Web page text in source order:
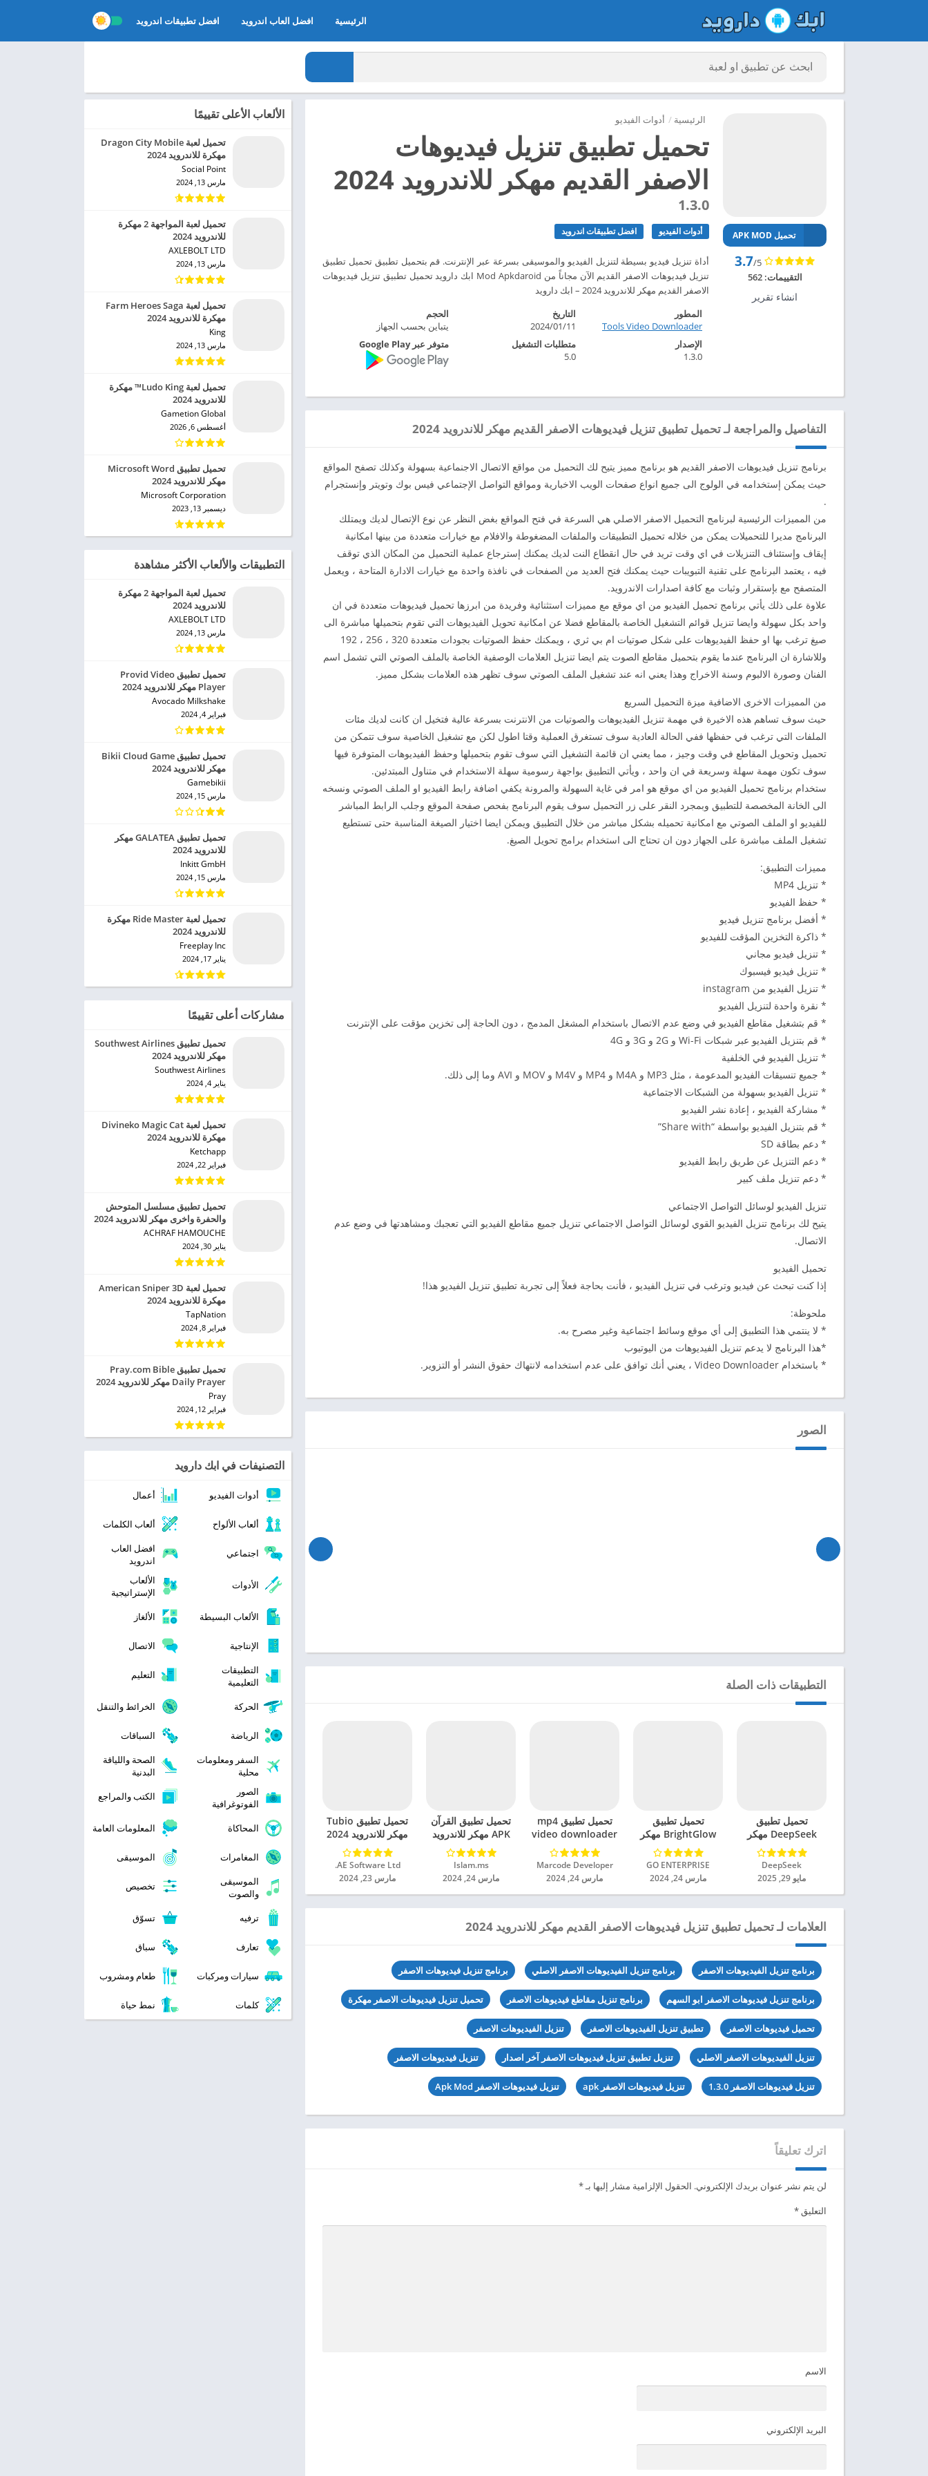
الرئيسية افضل العاب اندرويد افضل تطبيقات اندرويد
الرئيسية / أدوات الفيديو
تحميل تطبيق تنزيل فيديوهات
الاصفر القديم مهكر للاندرويد 2024
1.3.0
أدوات الفيديو افضل تطبيقات اندرويد
أداة تنزيل فيديو بسيطة لتنزيل الفيديو والموسيقى بسرعة عبر الإنترنت. قم بتحميل تطبيق تحميل تطبيق
تنزيل فيديوهات الاصفر القديم الآن مجاناً من Mod Apkdaroid ابك دارويد تحميل تطبيق تنزيل فيديوهات
الاصفر القديم مهكر للاندرويد 2024 – ابك دارويد
تحميل APK MOD
3.7/5
التقييمات:562
انشاء تقرير
المطور
Tools Video Downloader‏
التاريخ
2024/01/11
الحجم
يتباين بحسب الجهاز
الإصدار
1.3.0
متطلبات التشغيل
5.0
متوفر عبر Google Play
التفاصيل والمراجعة لـ تحميل تطبيق تنزيل فيديوهات الاصفر القديم مهكر للاندرويد 2024
برنامج تنزيل فيديوهات الاصفر القديم هو برنامج مميز يتيح لك التحميل من مواقع الاتصال الاجنماعية بسهولة وكذلك تصفح المواقع
حيث يمكن إستخدامه في الولوج الى جميع انواع صفحات الويب الاخبارية ومواقع التواصل الإجتماعي فيس بوك وتويتر وإنستجرام
.
من المميزات الرئيسية لبرنامج التحميل الاصفر الاصلي هي السرعة في فتح المواقع بغض النظر عن نوع الإتصال لديك ويمتلك
البرنامج مديرا للتحميلات يمكن من خلاله تحميل التطبيقات والملفات المضغوطة والافلام مع خيارات متعددة من بينها امكانية
إيقاف وإستئناف التنزيلات في اي وقت تريد في حال انقطاع النت لديك يمكنك إسترجاع عملية التحميل من المكان الذي توقف
فيه ، يعتمد البرنامج على تقنية التبويبات حيث يمكنك فتح العديد من الصفحات في نافذة واحدة مع خيارات الادارة المتاحة ، ويعمل
المتصفح مع بإستقرار وثبات مع كافة اصدارات الاندرويد.
علاوة على ذلك يأتي برنامج تحميل الفيديو من اي موقع مع مميزات استثنائية وفريدة من ابرزها تحميل فيديوهات متعددة في ان
واحد بكل سهولة وايضا تنزيل قوائم التشغيل الخاصة بالمقاطع فضلا عن امكانية تحويل الفيديوهات التي تقوم بتحميلها مباشرة الى
صيغ ترغب بها او حفظ الفيديوهات على شكل صوتيات ام بي ثري ، ويمكنك حفظ الصوتيات بجودات متعددة 320 ، 256 ، 192
وللاشارة ان البرنامج عندما يقوم بتحميل مقاطع الصوت يتم ايضا تنزيل العلامات الوصفية الخاصة بالملف الصوتي التي تشمل اسم
الفنان وصورة الالبوم وسنة الاخراج وهذا يعني انه عند تشغيل الملف الصوتي سوف تظهر هذه العلامات بشكل مميز.
من المميزات الاخرى الاضافية ميزة التحميل السريع
حيث سوف تساهم هذه الاخيرة في مهمة تنزيل الفيديوهات والصوتيات من الانترنت بسرعة عالية فتخيل ان كانت لديك مئات
الملفات التي ترغب في حفظها ففي الحالة العادية سوف تستغرق العملية وقتا اطول لكن مع تشغيل الخاصية سوف تتمكن من
تحميل وتحويل المقاطع في وقت وجيز ، مما يعني ان قائمة التشغيل التي سوف تقوم بتحميلها وحفظ الفيديوهات المتوفرة فيها
سوف تكون مهمة سهلة وسريعة في ان واحد ، ويأتي التطبيق بواجهة رسومية سهلة الاستخدام في متناول المبتدئين.
ستخدام برنامج تحميل الفيديو من اي موقع هو امر في غاية السهولة والمرونة يكفي اضافة رابط الفيديو او الملف الصوتي ونسخه
الى الخانة المخصصة للتطبيق وبمجرد النقر على زر التحميل سوف يقوم البرنامج بفحص صفحة الموقع وجلب الرابط المباشر
للفيديو او الملف الصوتي مع امكانية تحميله بشكل مباشر من خلال التطبيق ويمكن ايضا اختيار الصيغة المناسبة حتى تستطيع
تشغيل الملف مباشرة على الجهاز دون ان تحتاج الى استخدام برامج تحويل الصيغ.
مميزات التطبيق:
* تنزيل MP4
* حفظ الفيديو
* أفضل برنامج تنزيل فيديو
* ذاكرة التخزين المؤقت للفيديو
* تنزيل فيديو مجاني
* تنزيل فيديو فيسبوك
* تنزيل الفيديو من instagram
* نقرة واحدة لتنزيل الفيديو
* قم بتشغيل مقاطع الفيديو في وضع عدم الاتصال باستخدام المشغل المدمج ، دون الحاجة إلى تخزين مؤقت على الإنترنت
* قم بتنزيل الفيديو عبر شبكات Wi-Fi و 2G و 3G و 4G
* تنزيل الفيديو في الخلفية
* جميع تنسيقات الفيديو المدعومة ، مثل MP3 و M4A و MP4 و M4V و MOV و AVI وما إلى ذلك.
* تنزيل الفيديو بسهولة من الشبكات الاجتماعية
* مشاركة الفيديو ، إعادة نشر الفيديو
* قم بتنزيل الفيديو بواسطة “Share with”
* دعم بطاقة SD
* دعم التنزيل عن طريق رابط الفيديو
* دعم تنزيل ملف كبير
تنزيل الفيديو لوسائل التواصل الاجتماعي
يتيح لك برنامج تنزيل الفيديو القوي لوسائل التواصل الاجتماعي تنزيل جميع مقاطع الفيديو التي تعجبك ومشاهدتها في وضع عدم
الاتصال.
تحميل الفيديو
إذا كنت تبحث عن فيديو وترغب في تنزيل الفيديو ، فأنت بحاجة فعلاً إلى تجربة تطبيق تنزيل الفيديو هذا!
ملحوظة:
* لا ينتمي هذا التطبيق إلى أي موقع وسائط اجتماعية وغير مصرح به.
*هذا البرنامج لا يدعم تنزيل الفيديوهات من اليوتيوب
* باستخدام Video Downloader ، يعني أنك توافق على عدم استخدامه لانتهاك حقوق النشر أو التزوير.
الصور
التطبيقات ذات الصلة
تحميل تطبيق
DeepSeek مهكر
للاندرويد 2025
DeepSeek‏
مايو 29, 2025
تحميل تطبيق
BrightGlow مهكر
للاندرويد 2024
GO ENTERPRISE‏
مارس 24, 2024
تحميل تطبيق mp4
video downloader
مهكر للاندرويد 2024
Marcode Developer‏
مارس 24, 2024
تحميل تطبيق القرآن
APK مهكر للاندرويد
2024
Islam.ms‏
مارس 24, 2024
تحميل تطبيق Tubio
مهكر للاندرويد 2024
AE Software Ltd.‏
مارس 23, 2024
العلامات لـ تحميل تطبيق تنزيل فيديوهات الاصفر القديم مهكر للاندرويد 2024
برنامج تنزيل الفيديوهات الاصفر برنامج تنزيل الفيديوهات الاصفر الاصلي برنامج تنزيل فيديوهات الاصفر
برنامج تنزيل فيديوهات الاصفر ابو السهم برنامج تنزيل مقاطع فيديوهات الاصفر تحميل تنزيل فيديوهات الاصفر مهكرة
تحميل فيديوهات الاصفر تطبيق تنزيل الفيديوهات الاصفر تنزيل الفيديوهات الاصفر
تنزيل الفيديوهات الاصفر الاصلي تنزيل تطبيق تنزيل فيديوهات الاصفر آخر اصدار تنزيل فيديوهات الاصفر
تنزيل فيديوهات الاصفر 1.3.0 تنزيل فيديوهات الاصفر apk تنزيل فيديوهات الاصفر Apk Mod
اترك تعليقاً
لن يتم نشر عنوان بريدك الإلكتروني. الحقول الإلزامية مشار إليها بـ*
التعليق*
الاسم
البريد الإلكتروني
الألعاب الأعلى تقييمًا
تحميل لعبة Dragon City Mobile
مهكرة للاندرويد 2024
Social Point‏
مارس 13, 2024
تحميل لعبة المواجهة 2 مهكرة
للاندرويد 2024
AXLEBOLT LTD‏
مارس 13, 2024
تحميل لعبة Farm Heroes Saga
مهكرة للاندرويد 2024
King‏
مارس 13, 2024
تحميل لعبة Ludo King™ مهكرة
للاندرويد 2024
Gametion Global‏
أغسطس 6, 2026
تحميل تطبيق Microsoft Word
مهكر للاندرويد 2024
Microsoft Corporation‏
ديسمبر 13, 2023
التطبيقات والألعاب الأكثر مشاهدة
تحميل لعبة المواجهة 2 مهكرة
للاندرويد 2024
AXLEBOLT LTD‏
مارس 13, 2024
تحميل تطبيق Provid Video
Player مهكر للاندرويد 2024
Avocado Milkshake‏
فبراير 4, 2024
تحميل تطبيق Bikii Cloud Game
مهكر للاندرويد 2024
Gamebikii‏
مارس 15, 2024
تحميل تطبيق GALATEA مهكر
للاندرويد 2024
Inkitt GmbH‏
مارس 15, 2024
تحميل لعبة Ride Master مهكرة
للاندرويد 2024
Freeplay Inc‏
يناير 17, 2024
مشاركات أعلى تقييمًا
تحميل تطبيق Southwest Airlines
مهكر للاندرويد 2024
Southwest Airlines‏
يناير 4, 2024
تحميل لعبة Divineko Magic Cat
مهكرة للاندرويد 2024
Ketchapp‏
فبراير 22, 2024
تحميل تطبيق مسلسل المتوحش
والحفرة واخرى مهكر للاندرويد 2024
ACHRAF HAMOUCHE‏
يناير 30, 2024
تحميل لعبة American Sniper 3D
مهكرة للاندرويد 2024
TapNation‏
فبراير 8, 2024
تحميل تطبيق Pray.com Bible
Daily Prayer مهكر للاندرويد 2024
Pray‏
فبراير 12, 2024
التصنيفات في ابك دارويد
أدوات الفيديو أعمال
ألعاب الألواح ألعاب الكلمات
اجتماعي
افضل العاب
اندرويد
الأدوات
الألعاب
الإستراتيجية
الألعاب البسيطة
الألغاز
الإنتاجية
الاتصال
التطبيقات
التعليمية
التعليم
الحركة الخرائط والتنقل
الرياضة
السباقات
السفر ومعلومات
محلية
الصحة واللياقة
البدنية
الصور
الفوتوغرافية
الكتب والمراجع
المحاكاة المعلومات العامة
المغامرات
الموسيقى
الموسيقى
والصوت
تخصيص
ترفيه تسوّق
تعارف سباق
سيارات ومركبات طعام ومشروب
كلمات نمط حياة